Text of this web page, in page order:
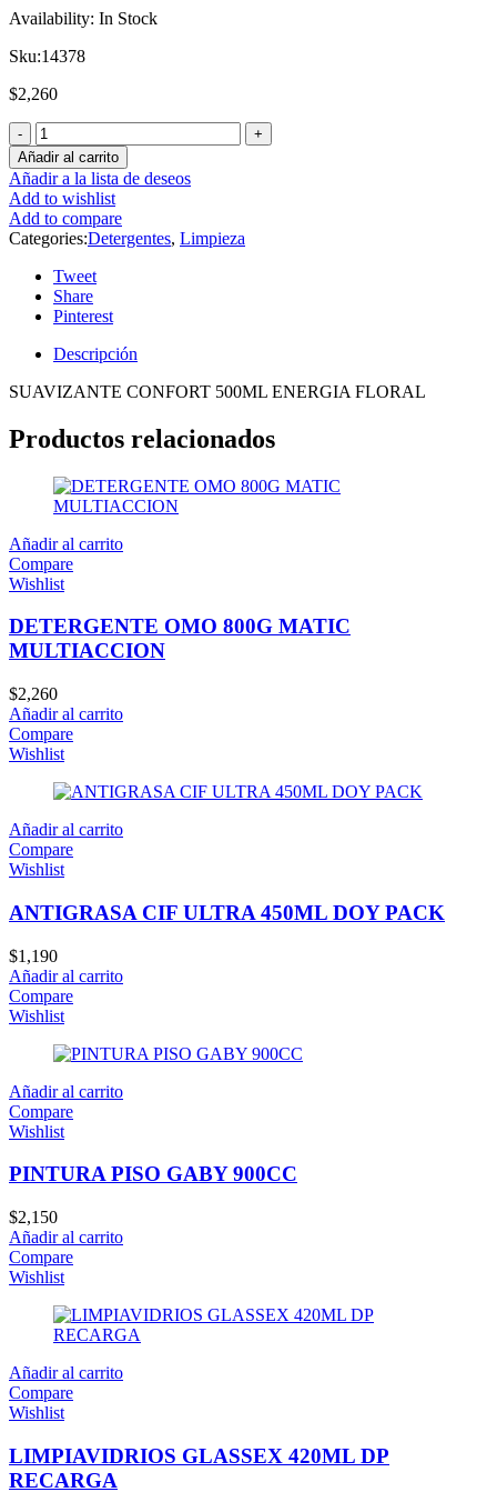
Availability: In Stock
Sku:14378
$2,260
Añadir al carrito
Añadir a la lista de deseos
Add to wishlist
Add to compare
Categories:Detergentes, Limpieza
Tweet
Share
Pinterest
Descripción
SUAVIZANTE CONFORT 500ML ENERGIA FLORAL
Productos relacionados
Añadir al carrito
Compare
Wishlist
DETERGENTE OMO 800G MATIC
MULTIACCION
$2,260
Añadir al carrito
Compare
Wishlist
Añadir al carrito
Compare
Wishlist
ANTIGRASA CIF ULTRA 450ML DOY PACK
$1,190
Añadir al carrito
Compare
Wishlist
Añadir al carrito
Compare
Wishlist
PINTURA PISO GABY 900CC
$2,150
Añadir al carrito
Compare
Wishlist
Añadir al carrito
Compare
Wishlist
LIMPIAVIDRIOS GLASSEX 420ML DP
RECARGA